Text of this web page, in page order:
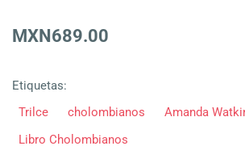
MXN689.00
Etiquetas:
Trilce
cholombianos Amanda
Libro Cholombianos